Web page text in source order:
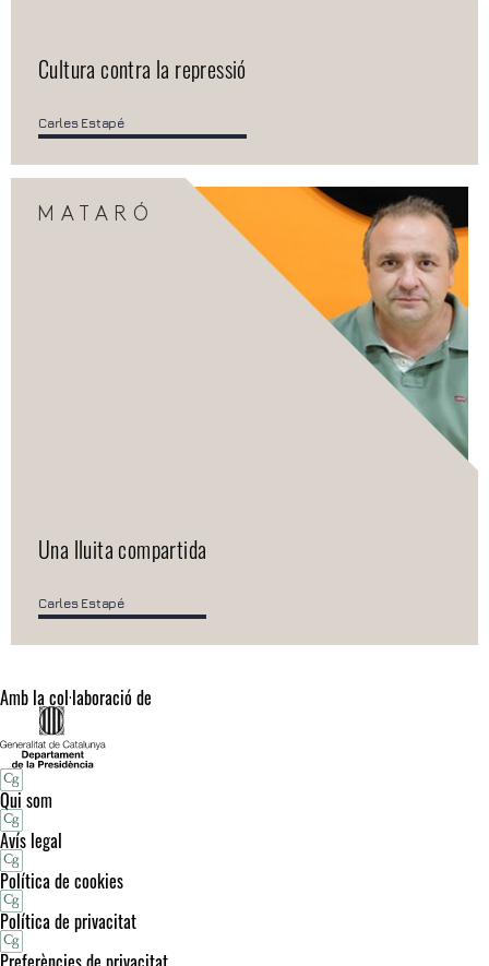
Cultura contra la repressió
Carles Estapé
MATARÓ
Una lluita compartida
Carles Estapé
Amb la col·laboració de
Qui som
Avís legal
Política de cookies
Política de privacitat